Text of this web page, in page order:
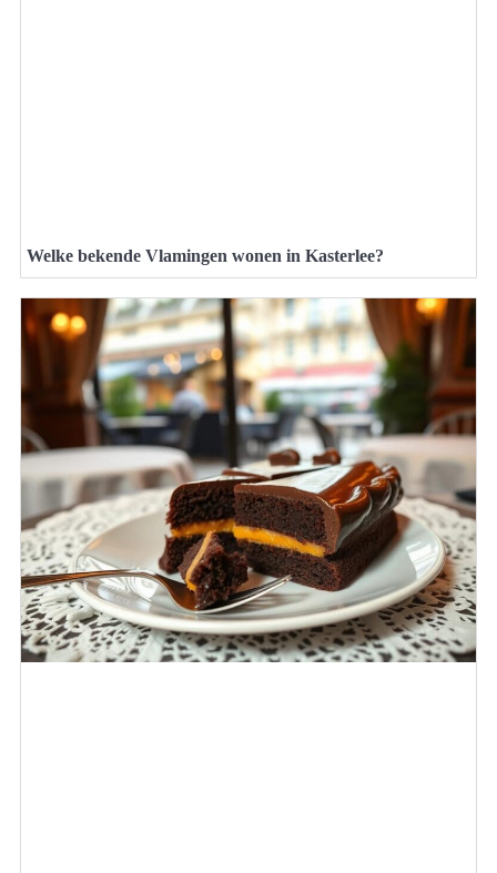
Welke bekende Vlamingen wonen in Kasterlee?